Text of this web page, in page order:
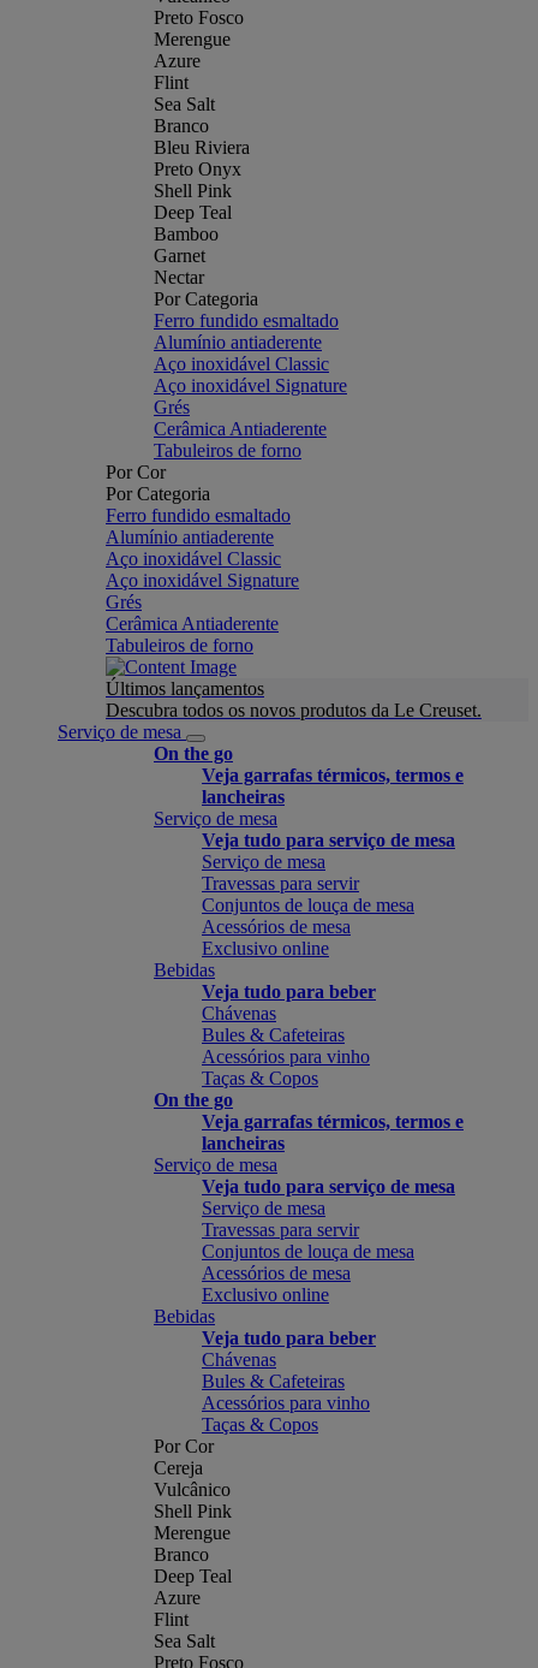
Preto Fosco
Merengue
Azure
Flint
Sea Salt
Branco
Bleu Riviera
Preto Onyx
Shell Pink
Deep Teal
Bamboo
Garnet
Nectar
Por Categoria
Ferro fundido esmaltado
Alumínio antiaderente
Aço inoxidável Classic
Aço inoxidável Signature
Grés
Cerâmica Antiaderente
Tabuleiros de forno
Por Cor
Por Categoria
Ferro fundido esmaltado
Alumínio antiaderente
Aço inoxidável Classic
Aço inoxidável Signature
Grés
Cerâmica Antiaderente
Tabuleiros de forno
Últimos lançamentos
Descubra todos os novos produtos da Le Creuset.
Serviço de mesa
On the go
Veja garrafas térmicos, termos e
lancheiras
Serviço de mesa
Veja tudo para serviço de mesa
Serviço de mesa
Travessas para servir
Conjuntos de louça de mesa
Acessórios de mesa
Exclusivo online
Bebidas
Veja tudo para beber
Chávenas
Bules & Cafeteiras
Acessórios para vinho
Taças & Copos
On the go
Veja garrafas térmicos, termos e
lancheiras
Serviço de mesa
Veja tudo para serviço de mesa
Serviço de mesa
Travessas para servir
Conjuntos de louça de mesa
Acessórios de mesa
Exclusivo online
Bebidas
Veja tudo para beber
Chávenas
Bules & Cafeteiras
Acessórios para vinho
Taças & Copos
Por Cor
Cereja
Vulcânico
Shell Pink
Merengue
Branco
Deep Teal
Azure
Flint
Sea Salt
Preto Fosco